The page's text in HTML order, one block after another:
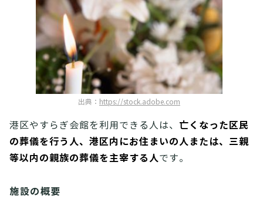
出典： https://stock.adobe.com
港区やすらぎ会館を利用できる人は、 亡くなった区民
の葬儀を行う人、港区内にお住まいの人または、三親
等以内の親族の葬儀を主宰する人です。
施設の概要